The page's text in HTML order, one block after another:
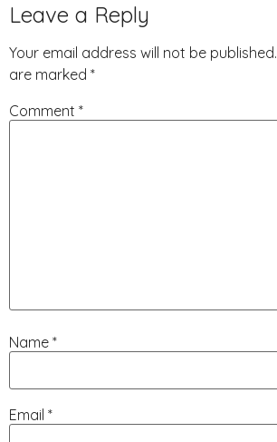
Leave a Reply
Your email address will not be published.
are marked *
Comment *
Name *
Email *